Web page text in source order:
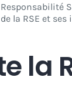
la RSE et
la